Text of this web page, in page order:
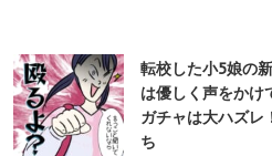
転校した小5娘の
は優しく声をか
ガチャは大ハズ
ち